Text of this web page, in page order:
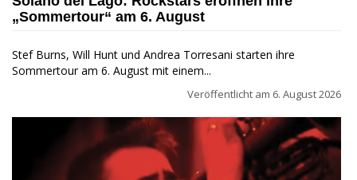
„Sommertour“ am 6. August
Stef Burns, Will Hunt und Andrea Torresani starten ihre
Sommertour am 6. August mit einem...
Veröffentlicht am 6. August 2026